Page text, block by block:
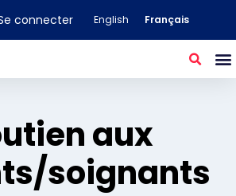
connecter English Français
aux
soignants